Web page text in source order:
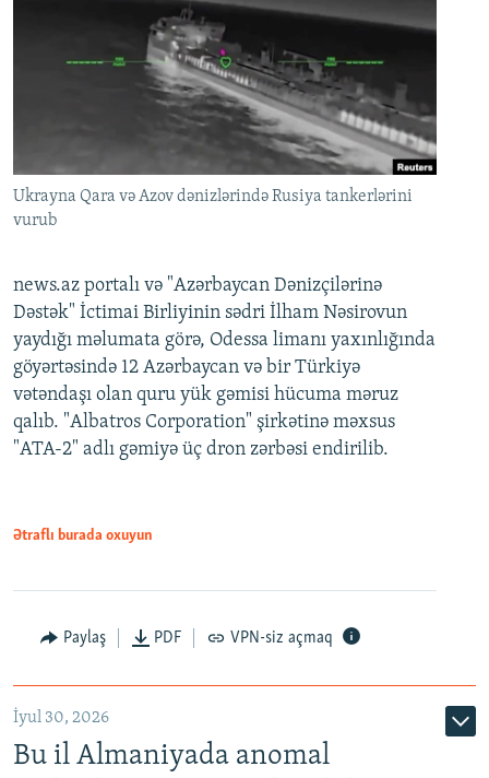
Ukrayna Qara və Azov dənizlərində Rusiya tankerlərini
vurub
news.az portalı və "Azərbaycan Dənizçilərinə
Dəstək" İctimai Birliyinin sədri İlham Nəsirovun
yaydığı məlumata görə, Odessa limanı yaxınlığında
göyərtəsində 12 Azərbaycan və bir Türkiyə
vətəndaşı olan quru yük gəmisi hücuma məruz
qalıb. "Albatros Corporation" şirkətinə məxsus
"ATA-2" adlı gəmiyə üç dron zərbəsi endirilib.
Ətraflı burada oxuyun
Paylaş PDF VPN-siz açmaq
İyul 30, 2026
Bu il Almaniyada anomal